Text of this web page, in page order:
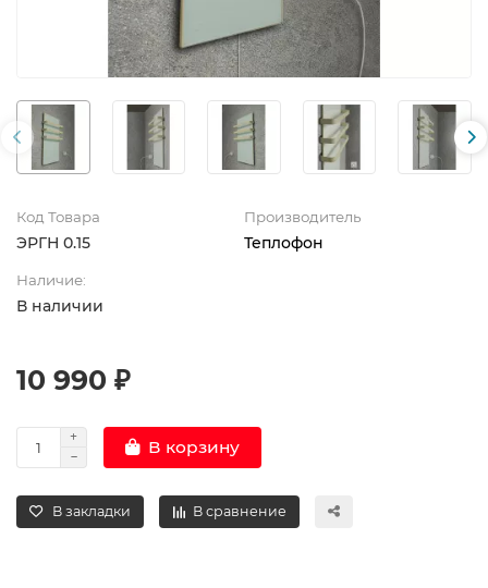
Код Товара
ЭРГН 0.15
Производитель
Теплофон
Наличие:
В наличии
10 990 ₽
В корзину
В закладки В сравнение